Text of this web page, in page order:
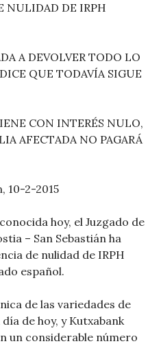
NULIDAD DE IRPH
A DEVOLVER TODO LO
QUE TODAVÍA SIGUE
CON INTERÉS NULO,
AFECTADA NO PAGARÁ
10-2-2015
hoy, el Juzgado de
– San Sebastián ha
de nulidad de IRPH
español.
de las variedades de
de hoy, y Kutxabank
un considerable número